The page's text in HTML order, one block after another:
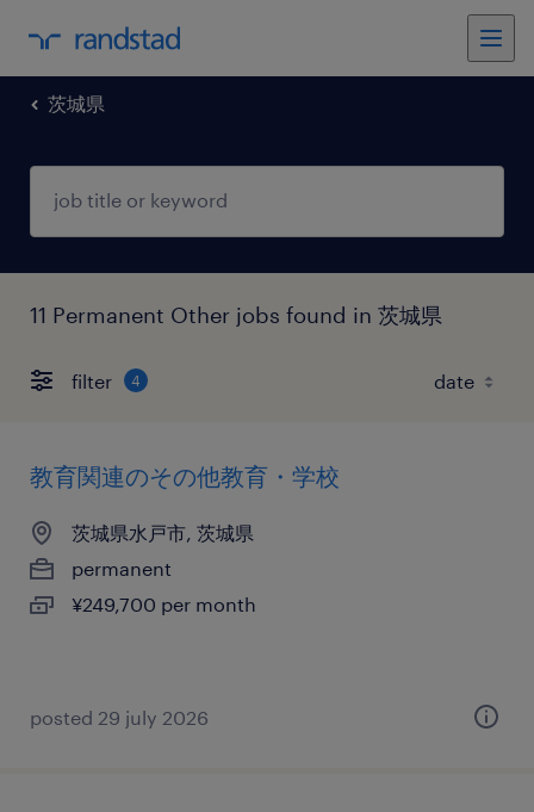
茨城県
11 Permanent Other jobs found in 茨城県
filter 4
教育関連のその他教育・学校
茨城県水戸市, 茨城県
permanent
¥249,700 per month
posted 29 july 2026